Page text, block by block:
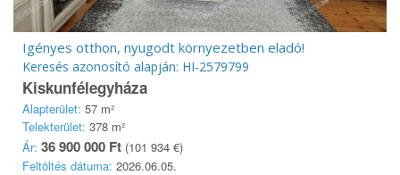
Igényes otthon, nyugodt környezetben eladó!
Keresés azonosító alapján: HI-2579799
Kiskunfélegyháza
Alapterület: 57 m²
Telekterület: 378 m²
Ár: 36 900 000 Ft (101 934 €)
Feltöltés dátuma: 2026.06.05.